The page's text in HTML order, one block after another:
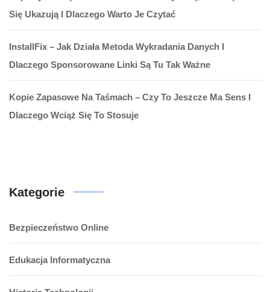
Się Ukazują I Dlaczego Warto Je Czytać
InstallFix – Jak Działa Metoda Wykradania Danych I
Dlaczego Sponsorowane Linki Są Tu Tak Ważne
Kopie Zapasowe Na Taśmach – Czy To Jeszcze Ma Sens I
Dlaczego Wciąż Się To Stosuje
Kategorie
Bezpieczeństwo Online
Edukacja Informatyczna